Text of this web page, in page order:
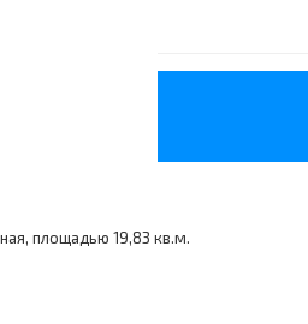
площадью 19,83 кв.м.